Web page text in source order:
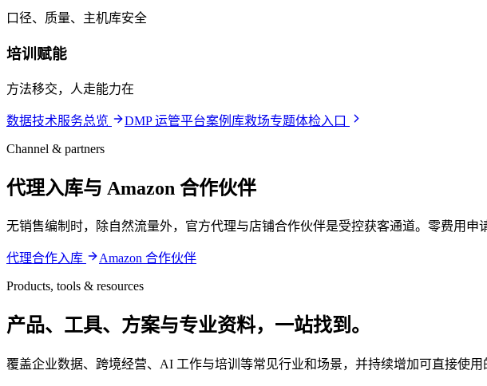
口径、质量、主机库安全
培训赋能
方法移交，人走能力在
数据技术服务总览 DMP 运管平台案例库救场专题体检入口
Channel & partners
代理入库与 Amazon 合作伙伴
无销售编制时，除自然流量外，官方代理与店铺合作伙伴是受控获客通道。零费用申
代理合作入库 Amazon 合作伙伴
Products, tools & resources
产品、工具、方案与专业资料，一站找到。
覆盖企业数据、跨境经营、AI 工作与培训等常见行业和场景，并持续增加可直接使用